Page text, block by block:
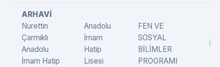
ARHAVİ
Nurettin
Çarmıklı
Anadolu
İmam Hatip
Anadolu
İmam
Hatip
Lisesi
FEN VE
SOSYAL
BİLİMLER
PROGRAMI